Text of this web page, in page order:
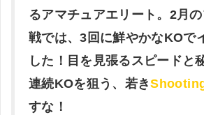
るアマチュアエリート。2月
戦では、3回に鮮やかなKOで
した！目を見張るスピードと
連続KOを狙う、若き
すな！